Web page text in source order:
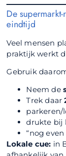
De
eindtijd
Veel mensen
praktijk werkt
Gebruik
Neem de
Trek daar
parkeren/
drukte bij
“nog
Lokale cue: in